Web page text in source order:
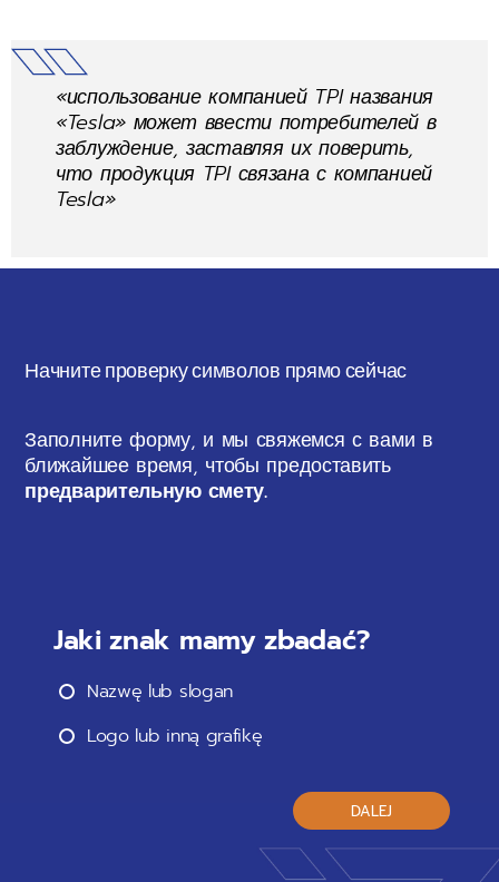
«использование компанией TPI названия
«Tesla» может ввести потребителей в
заблуждение, заставляя их поверить,
что продукция TPI связана с компанией
Tesla»
Начните проверку символов прямо сейчас
Заполните форму, и мы свяжемся с вами в
ближайшее время, чтобы предоставить
предварительную смету.
Jaki znak mamy zbadać?
Nazwę lub slogan
Logo lub inną grafikę
DALEJ